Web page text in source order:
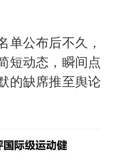
单公布后不久，
短动态，瞬间点
的缺席推至舆论